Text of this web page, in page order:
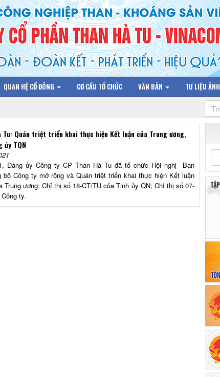
QUAN HỆ CỔ ĐÔNG CƠ CẤU TỔ CHỨC VĂN BẢN TƯ LIỆU ẢNH
Tu: Quán triệt triển khai thực hiện Kết luận của Trung ương,
ủy TQN
Đảng ủy Công ty CP Than Hà Tu đã tổ chức Hội nghị Ban
bộ Công ty mở rộng và Quán triệt triển khai thực hiện Kết luận
Trung ương; Chỉ thị số 18-CT/TU của Tinh ủy QN; Chỉ thị số 07-
ty.